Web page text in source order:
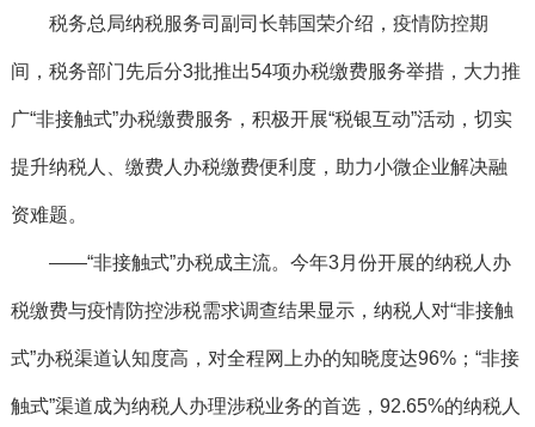
税务总局纳税服务司副司长韩国荣介绍，疫情防控期
间，税务部门先后分3批推出54项办税缴费服务举措，大力推
广“非接触式”办税缴费服务，积极开展“税银互动”活动，切实
提升纳税人、缴费人办税缴费便利度，助力小微企业解决融
资难题。
——“非接触式”办税成主流。今年3月份开展的纳税人办
税缴费与疫情防控涉税需求调查结果显示，纳税人对“非接触
式”办税渠道认知度高，对全程网上办的知晓度达96%；“非接
触式”渠道成为纳税人办理涉税业务的首选，92.65%的纳税人